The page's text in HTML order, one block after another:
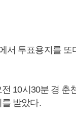
서 투표용지를 또
10시30분 경 춘
받았다.